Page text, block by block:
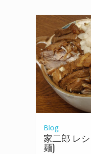
ョ
ン
Blog
家二郎 レシ
麺)